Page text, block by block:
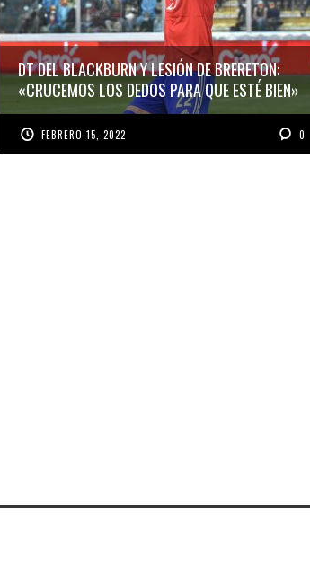
DT DEL BLACKBURN Y LESIÓN DE BRERETON:
«CRUCEMOS LOS DEDOS PARA QUE ESTÉ BIEN»
FEBRERO 15, 2022 0